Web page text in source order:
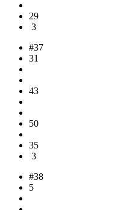
29
3
#37
31
43
50
35
3
#38
5